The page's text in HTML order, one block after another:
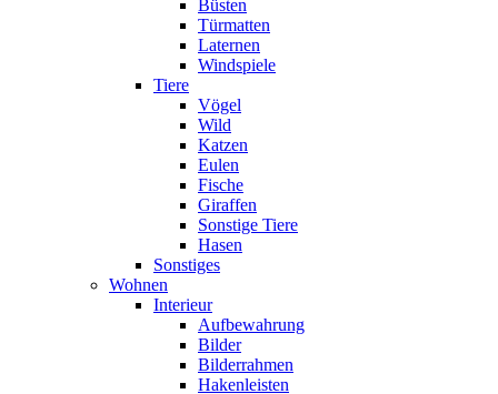
Büsten
Türmatten
Laternen
Windspiele
Tiere
Vögel
Wild
Katzen
Eulen
Fische
Giraffen
Sonstige Tiere
Hasen
Sonstiges
Wohnen
Interieur
Aufbewahrung
Bilder
Bilderrahmen
Hakenleisten